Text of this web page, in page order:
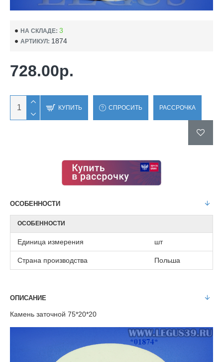
НА СКЛАДЕ: 3
АРТИКУЛ: 1874
728.00р.
КУПИТЬ СПРОСИТЬ РАССРОЧКА
ОСОБЕННОСТИ
ОСОБЕННОСТИ
Единица измерения шт
Страна производства Польша
ОПИСАНИЕ
Камень заточной 75*20*20